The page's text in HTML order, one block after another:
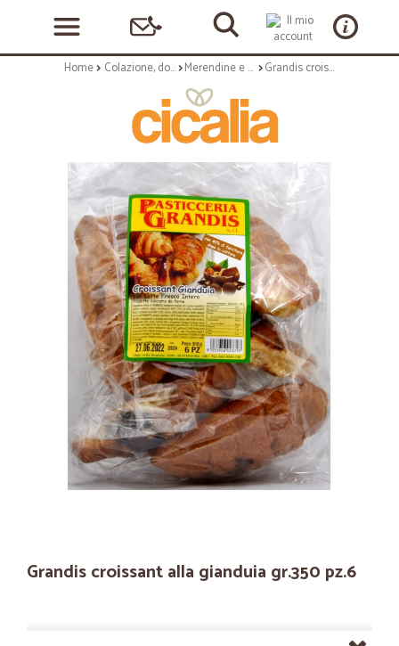
Home Colazione, dolciumi e snack Merendine e torte confezionate Grandis croissant alla gianduia gr.350 pz.6
Grandis croissant alla gianduia gr.350 pz.6